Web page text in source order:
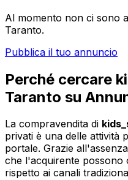
Al momento non ci sono
Taranto.
Pubblica il tuo annuncio
Perché cercare
Taranto su
La compravendita di
privati è una delle attività
portale. Grazie
che l'acquirente possono
rispetto ai canali